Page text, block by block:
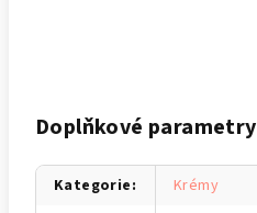
Doplňkové parametry
Kategorie:
Krémy